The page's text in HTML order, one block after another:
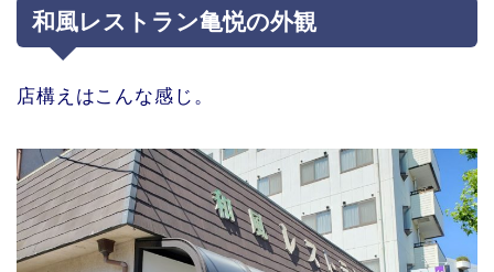
和風レストラン亀悦の外観
店構えはこんな感じ。